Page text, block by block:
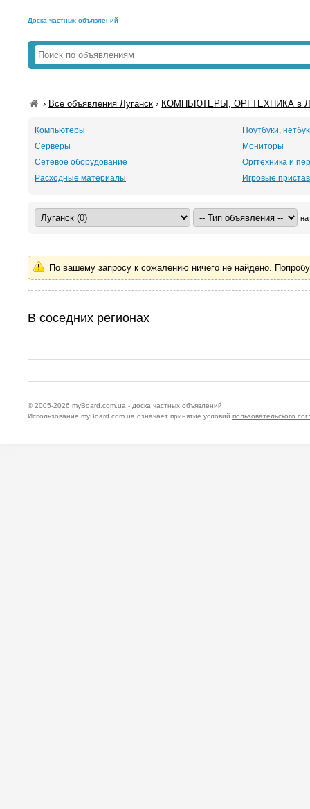
Доска частных объявлений
› Все объявления Луганск › КОМПЬЮТЕРЫ, ОРГТЕХНИКА в
Компьютеры
Ноутбуки,
Серверы
Мониторы
Сетевое оборудование
Оргтехника и
Расходные материалы
Игровые
на
По вашему запросу к сожалению ничего не найдено.
В соседних регионах
© 2005-2026 myBoard.com.ua - доска частных объявлений
Использование myBoard.com.ua означает принятие условий пользовательского